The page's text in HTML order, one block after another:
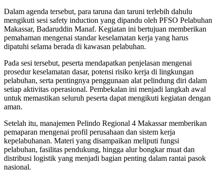
Dalam agenda tersebut, para taruna dan taruni terlebih dahulu
mengikuti sesi safety induction yang dipandu oleh PFSO Pelabuhan
Makassar, Badaruddin Manaf. Kegiatan ini bertujuan memberikan
pemahaman mengenai standar keselamatan kerja yang harus
dipatuhi selama berada di kawasan pelabuhan.
Pada sesi tersebut, peserta mendapatkan penjelasan mengenai
prosedur keselamatan dasar, potensi risiko kerja di lingkungan
pelabuhan, serta pentingnya penggunaan alat pelindung diri dalam
setiap aktivitas operasional. Pembekalan ini menjadi langkah awal
untuk memastikan seluruh peserta dapat mengikuti kegiatan dengan
aman.
Setelah itu, manajemen Pelindo Regional 4 Makassar memberikan
pemaparan mengenai profil perusahaan dan sistem kerja
kepelabuhanan. Materi yang disampaikan meliputi fungsi
pelabuhan, fasilitas pendukung, hingga alur bongkar muat dan
distribusi logistik yang menjadi bagian penting dalam rantai pasok
nasional.